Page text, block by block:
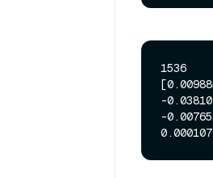
1536
-
-